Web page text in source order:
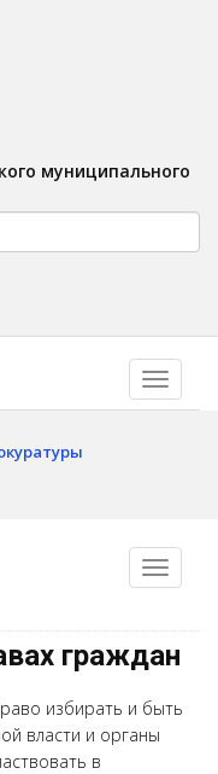
муниципального
граждан
избирать и быть
власти и органы
в